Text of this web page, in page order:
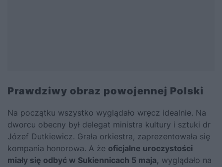
Prawdziwy obraz powojennej Polski
Na początku wszystko wyglądało wręcz idealnie. Na
dworcu obecny był delegat ministra kultury i sztuki dr
Józef Dutkiewicz. Grała orkiestra, zaprezentowała się
kompania honorowa. A że oficjalne uroczystości
miały się odbyć w Sukiennicach 5 maja, wyglądało na